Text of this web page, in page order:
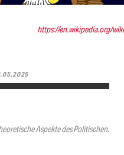
https://en.wikipedia.org/
Aspekte des Politischen.